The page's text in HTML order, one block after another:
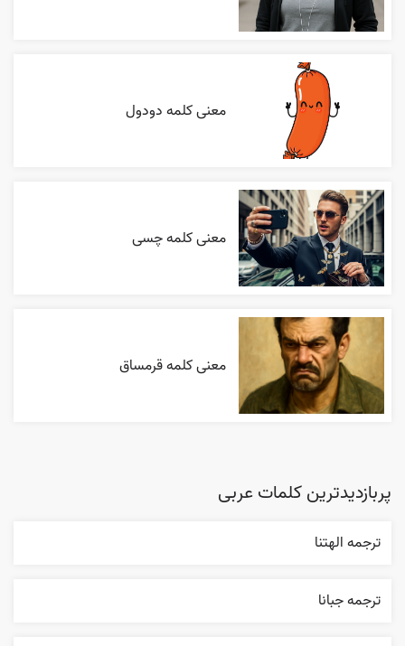
معنی کلمه دودول
معنی کلمه چسی
معنی کلمه قرمساق
پربازدیدترین کلمات عربی
ترجمه الهتنا
ترجمه جبانا